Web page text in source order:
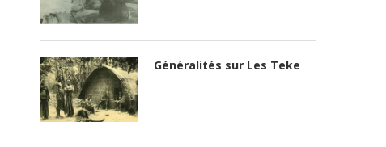
Généralités sur Les Teke